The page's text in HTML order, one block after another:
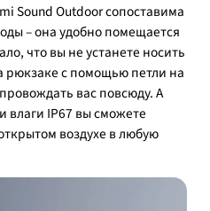
Sound Outdoor сопоставима
– она удобно помещается
что вы не устанете носить
рюкзаке с помощью петли на
вас повсюду. А
влаги IP67 вы сможете
воздухе в любую